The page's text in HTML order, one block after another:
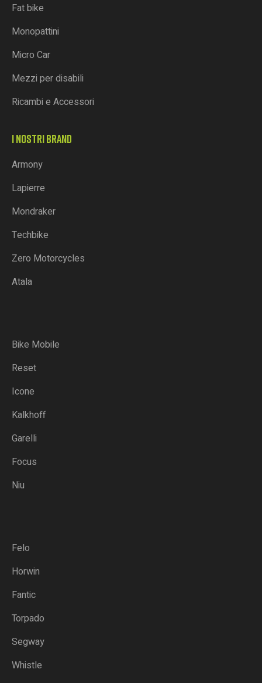
Fat bike
Monopattini
Micro Car
Mezzi per disabili
Ricambi e Accessori
I NOSTRI BRAND
Armony
Lapierre
Mondraker
Techbike
Zero Motorcycles
Atala
Bike Mobile
Reset
Icone
Kalkhoff
Garelli
Focus
Niu
Felo
Horwin
Fantic
Torpado
Segway
Whistle